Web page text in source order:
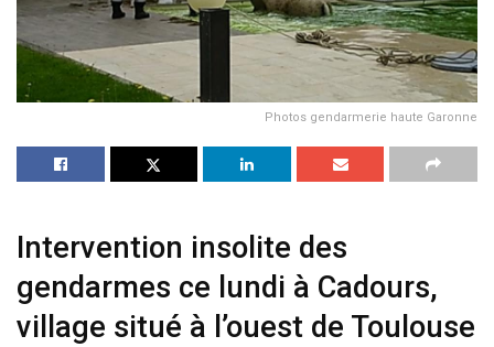
Photos gendarmerie haute Garonne
Intervention insolite des
gendarmes ce lundi à Cadours,
village situé à l’ouest de Toulouse